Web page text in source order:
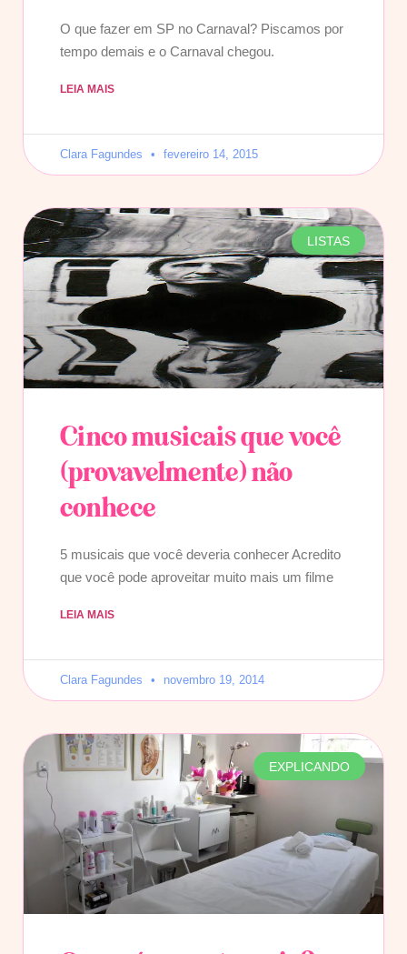
O que fazer em SP no Carnaval? Piscamos por
tempo demais e o Carnaval chegou.
LEIA MAIS
Clara Fagundes fevereiro 14, 2015
LISTAS
Cinco musicais que você
(provavelmente) não
conhece
5 musicais que você deveria conhecer Acredito
que você pode aproveitar muito mais um filme
LEIA MAIS
Clara Fagundes novembro 19, 2014
EXPLICANDO